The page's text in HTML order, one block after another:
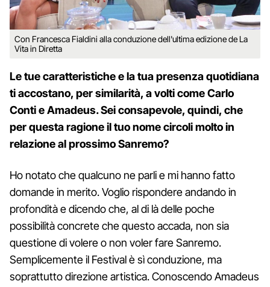
Con Francesca Fialdini alla conduzione dell'ultima edizione de La
Vita in Diretta
Le tue caratteristiche e la tua presenza quotidiana
ti accostano, per similarità, a volti come Carlo
Conti e Amadeus. Sei consapevole, quindi, che
per questa ragione il tuo nome circoli molto in
relazione al prossimo Sanremo?
Ho notato che qualcuno ne parli e mi hanno fatto
domande in merito. Voglio rispondere andando in
profondità e dicendo che, al di là delle poche
possibilità concrete che questo accada, non sia
questione di volere o non voler fare Sanremo.
Semplicemente il Festival è sì conduzione, ma
soprattutto direzione artistica. Conoscendo Amadeus